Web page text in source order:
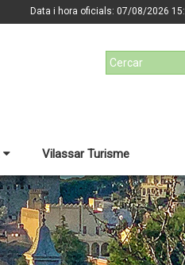
Data i hora oficials: 07/08/2026
Vilassar Turisme